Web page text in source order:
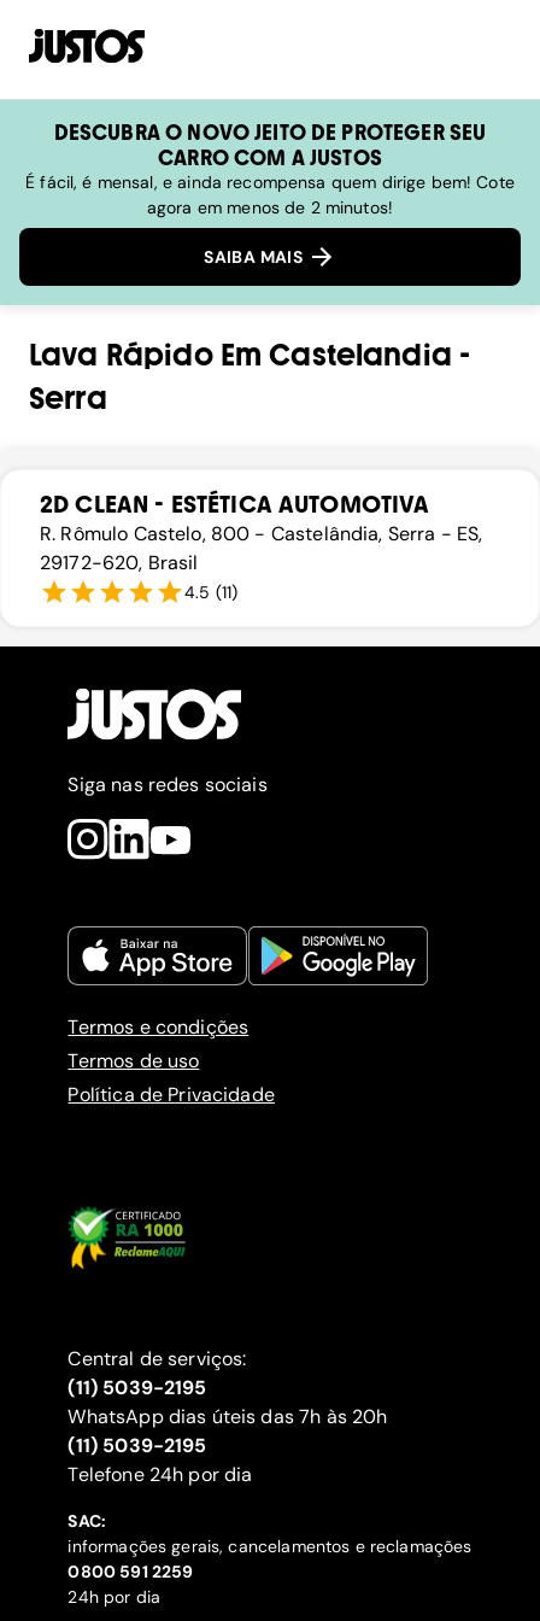
DESCUBRA O NOVO JEITO DE PROTEGER SEU
CARRO COM A JUSTOS
É fácil, é mensal, e ainda recompensa quem dirige bem! Cote
agora em menos de 2 minutos!
SAIBA MAIS
Lava RápidoEmCastelandia -
Serra
2D CLEAN - ESTÉTICA AUTOMOTIVA
R. Rômulo Castelo, 800 - Castelândia, Serra - ES,
29172-620, Brasil
4.5 (11)
Siga nas redes sociais
Termos e condições
Termos de uso
Política de Privacidade
Central de serviços:
(11) 5039-2195
WhatsApp dias úteis das 7h às 20h
(11) 5039-2195
‍Telefone 24h por dia
SAC:
informações gerais, cancelamentos e reclamações
‍0800 591 2259
24h por dia